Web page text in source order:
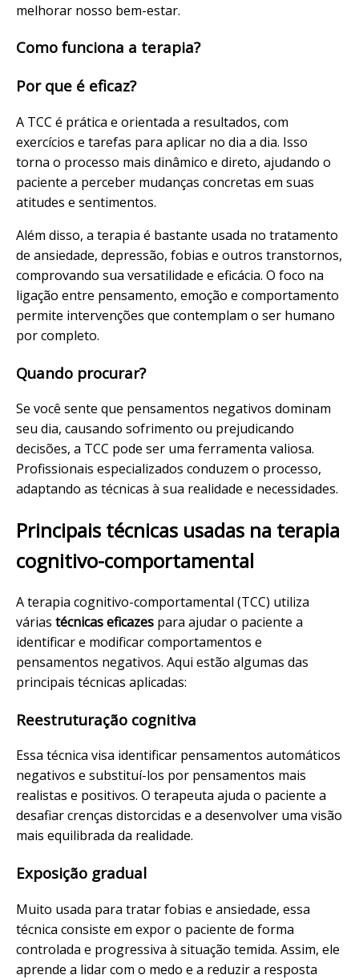
melhorar nosso bem-estar.
Como funciona a terapia?
Por que é eficaz?
A TCC é prática e orientada a resultados, com
exercícios e tarefas para aplicar no dia a dia. Isso
torna o processo mais dinâmico e direto, ajudando o
paciente a perceber mudanças concretas em suas
atitudes e sentimentos.
Além disso, a terapia é bastante usada no tratamento
de ansiedade, depressão, fobias e outros transtornos,
comprovando sua versatilidade e eficácia. O foco na
ligação entre pensamento, emoção e comportamento
permite intervenções que contemplam o ser humano
por completo.
Quando procurar?
Se você sente que pensamentos negativos dominam
seu dia, causando sofrimento ou prejudicando
decisões, a TCC pode ser uma ferramenta valiosa.
Profissionais especializados conduzem o processo,
adaptando as técnicas à sua realidade e necessidades.
Principais técnicas usadas na terapia
cognitivo-comportamental
A terapia cognitivo-comportamental (TCC) utiliza
várias técnicas eficazes para ajudar o paciente a
identificar e modificar comportamentos e
pensamentos negativos. Aqui estão algumas das
principais técnicas aplicadas:
Reestruturação cognitiva
Essa técnica visa identificar pensamentos automáticos
negativos e substituí-los por pensamentos mais
realistas e positivos. O terapeuta ajuda o paciente a
desafiar crenças distorcidas e a desenvolver uma visão
mais equilibrada da realidade.
Exposição gradual
Muito usada para tratar fobias e ansiedade, essa
técnica consiste em expor o paciente de forma
controlada e progressiva à situação temida. Assim, ele
aprende a lidar com o medo e a reduzir a resposta